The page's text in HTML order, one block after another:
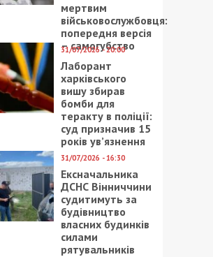
мертвим
військовослужбовця:
попередня версія
– самогубство
31/07/2026 - 20:00
Лаборант
харківського
вишу збирав
бомби для
теракту в поліції:
суд призначив 15
років ув’язнення
31/07/2026 - 16:30
Ексначальника
ДСНС Вінниччини
судитимуть за
будівництво
власних будинків
силами
рятувальників